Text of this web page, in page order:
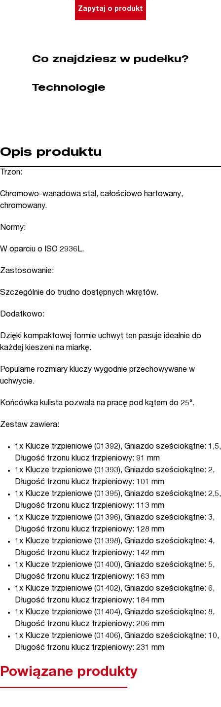
szt.
WIHA
kat.
Zapytaj o produkt
Co znajdziesz w pudełku?
Technologie
Opis produktu
Trzon:
Chromowo-wanadowa stal, całościowo hartowany,
chromowany.
Normy:
W oparciu o ISO 2936L.
Zastosowanie:
Szczególnie do trudno dostępnych wkrętów.
Dodatkowo:
Dzięki kompaktowej formie uchwyt ten pasuje idealnie do
każdej kieszeni na miarkę.
Popularne rozmiary kluczy wygodnie przechowywane w
uchwycie.
Końcówka kulista pozwala na pracę pod kątem do 25°.
Zestaw zawiera:
1x Klucze trzpieniowe (01392), Gniazdo sześciokątne: 1,5,
Długość trzonu klucz trzpieniowy: 91 mm
1x Klucze trzpieniowe (01393), Gniazdo sześciokątne: 2,
Długość trzonu klucz trzpieniowy: 101 mm
1x Klucze trzpieniowe (01395), Gniazdo sześciokątne: 2,5,
Długość trzonu klucz trzpieniowy: 113 mm
1x Klucze trzpieniowe (01396), Gniazdo sześciokątne: 3,
Długość trzonu klucz trzpieniowy: 128 mm
1x Klucze trzpieniowe (01398), Gniazdo sześciokątne: 4,
Długość trzonu klucz trzpieniowy: 142 mm
1x Klucze trzpieniowe (01400), Gniazdo sześciokątne: 5,
Długość trzonu klucz trzpieniowy: 163 mm
1x Klucze trzpieniowe (01402), Gniazdo sześciokątne: 6,
Długość trzonu klucz trzpieniowy: 184 mm
1x Klucze trzpieniowe (01404), Gniazdo sześciokątne: 8,
Długość trzonu klucz trzpieniowy: 206 mm
1x Klucze trzpieniowe (01406), Gniazdo sześciokątne: 10,
Długość trzonu klucz trzpieniowy: 231 mm
Powiązane produkty